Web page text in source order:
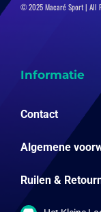
© 2025 Macaré Sport | All
Informatie
Contact
Algemene
Ruilen &